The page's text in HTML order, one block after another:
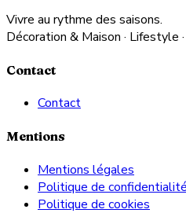
Vivre au rythme des saisons.
Décoration & Maison · Lifestyle
Contact
Contact
Mentions
Mentions légales
Politique de confidentialité
Politique de cookies